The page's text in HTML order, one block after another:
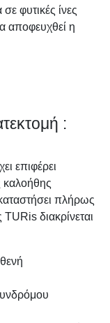
φυτικές ίνες
αποφευχθεί η
:
επιφέρει
καλοήθης
πλήρως
διακρίνεται